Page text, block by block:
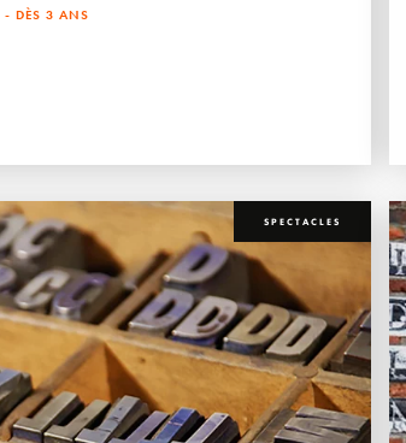
- DÈS 3 ANS
SPECTACLES